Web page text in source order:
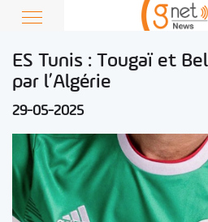
ES Tunis : Tougaï et
par l’Algérie
29-05-2025